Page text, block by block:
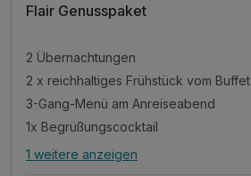
Flair Genusspaket
2 Übernachtungen
2 x reichhaltiges Frühstück vom Buffet
3-Gang-Menü am Anreiseabend
1x Begrüßungscocktail
Alle Inklusivleistungen
1 weitere anzeigen